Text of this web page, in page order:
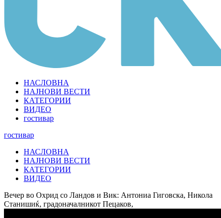
НАСЛОВНА
НАЈНОВИ ВЕСТИ
КАТЕГОРИИ
ВИДЕО
гостивар
гостивар
НАСЛОВНА
НАЈНОВИ ВЕСТИ
КАТЕГОРИИ
ВИДЕО
Вечер во Охрид со Ландов и Вик: Антониа Гиговска, Никола
Станишиќ, градоначалникот Пецаков,